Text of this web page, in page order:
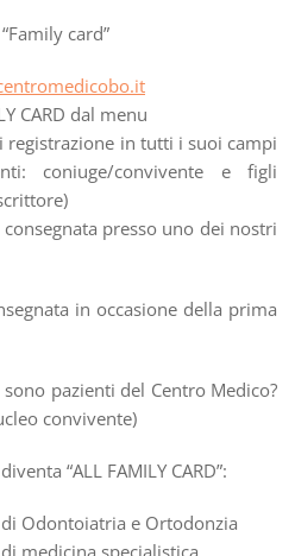
card”
CARD dal menu
in tutti i suoi campi
coniuge/convivente e figli
presso uno dei nostri
in occasione della prima
pazienti del Centro Medico?
convivente)
“ALL FAMILY CARD”:
Odontoiatria e Ortodonzia
medicina specialistica